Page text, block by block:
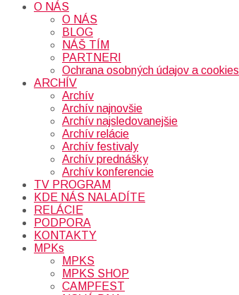
O NÁS
O NÁS
BLOG
NÁŠ TÍM
PARTNERI
Ochrana osobných údajov a cookies
ARCHÍV
Archív
Archív najnovšie
Archív najsledovanejšie
Archív relácie
Archív festivaly
Archív prednášky
Archív konferencie
TV PROGRAM
KDE NÁS NALADÍTE
RELÁCIE
PODPORA
KONTAKTY
MPKs
MPKS
MPKS SHOP
CAMPFEST